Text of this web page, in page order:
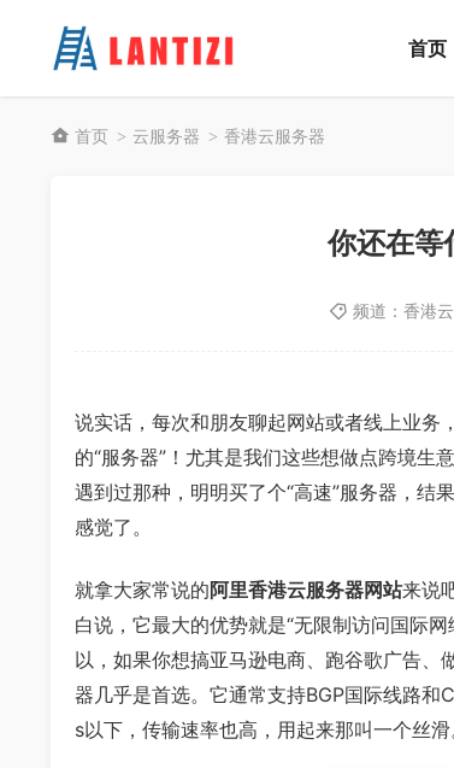
首页
首页 > 云服务器 > 香港云服务器
你还在等
频道： 香港
说实话，每次和朋友聊起网站或者线上业务
的“服务器”！尤其是我们这些想做点跨境
遇到过那种，明明买了个“高速”服务器，结
感觉了。
就拿大家常说的阿里香港云服务器网站来说
白说，它最大的优势就是“无限制访问国际
以，如果你想搞亚马逊电商、跑谷歌广告、
器几乎是首选。它通常支持BGP国际线路
s以下，传输速率也高，用起来那叫一个丝